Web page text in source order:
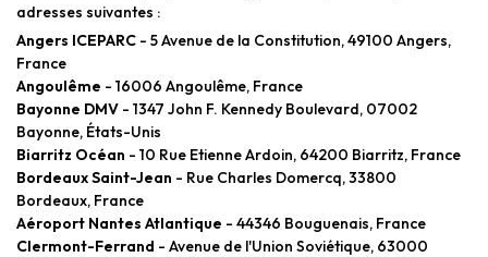
adresses suivantes :
Angers ICEPARC - 5 Avenue de la Constitution, 49100 Angers,
France
Angoulême - 16006 Angoulême, France
Bayonne DMV - 1347 John F. Kennedy Boulevard, 07002
Bayonne, États-Unis
Biarritz Océan - 10 Rue Etienne Ardoin, 64200 Biarritz, France
Bordeaux Saint-Jean - Rue Charles Domercq, 33800
Bordeaux, France
Aéroport Nantes Atlantique - 44346 Bouguenais, France
Clermont-Ferrand - Avenue de l'Union Soviétique, 63000